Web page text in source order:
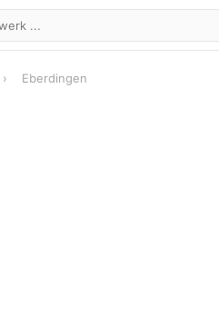
› Eberdingen